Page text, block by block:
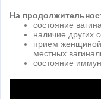
На
состояние
наличие других
прием женщиной
местных
состояние